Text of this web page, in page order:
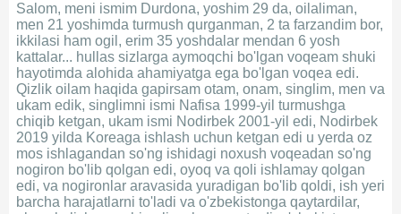
Salom, meni ismim Durdona, yoshim 29 da, oilaliman,
men 21 yoshimda turmush qurganman, 2 ta farzandim bor,
ikkilasi ham ogil, erim 35 yoshdalar mendan 6 yosh
kattalar... hullas sizlarga aymoqchi bo'lgan voqeam shuki
hayotimda alohida ahamiyatga ega bo'lgan voqea edi.
Qizlik oilam haqida gapirsam otam, onam, singlim, men va
ukam edik, singlimni ismi Nafisa 1999-yil turmushga
chiqib ketgan, ukam ismi Nodirbek 2001-yil edi, Nodirbek
2019 yilda Koreaga ishlash uchun ketgan edi u yerda oz
mos ishlagandan so'ng ishidagi noxush voqeadan so'ng
nogiron bo'lib qolgan edi, oyoq va qoli ishlamay qolgan
edi, va nogironlar aravasida yuradigan bo'lib qoldi, ish yeri
barcha harajatlarni to'ladi va o'zbekistonga qaytardilar,